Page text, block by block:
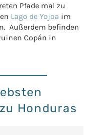
Pfade mal zu
Lago de Yojoa im
Außerdem befinden
Copán in
Honduras